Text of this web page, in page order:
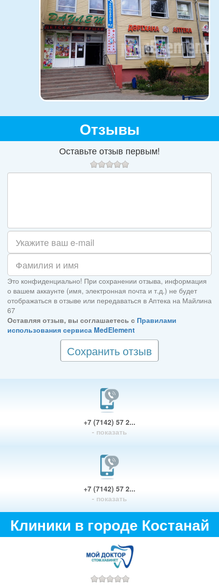
Отзывы
Оставьте отзыв первым!
Это конфиденциально! При сохранении отзыва, информация
о вашем аккаунте (имя, электронная почта и т.д.) не будет
отображаться в отзыве или передаваться в Аптека на Майлина
67
Оставляя отзыв, вы соглашаетесь с Правилами
использования сервиса MedElement
Сохранить отзыв
+7 (7142) 57 2...
- показать
+7 (7142) 57 2...
- показать
Клиники в городе Костанай